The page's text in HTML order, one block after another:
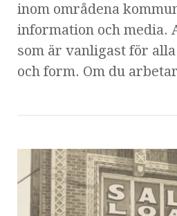
inom områdena
information och media.
som är vanligast för
och form. Om du arbetar